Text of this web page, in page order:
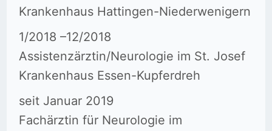
Krankenhaus Hattingen-Niederwenigern
1/2018 –12/2018
Assistenzärztin/Neurologie im St. Josef
Krankenhaus Essen-Kupferdreh
seit Januar 2019
Fachärztin für Neurologie im